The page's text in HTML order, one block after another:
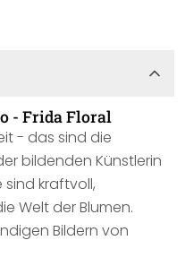
- Frida Floral
- das sind die
bildenden Künstlerin
sind kraftvoll,
Welt der Blumen.
Bildern von